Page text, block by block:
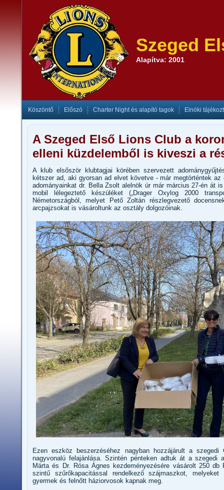
Szeged
Alapítva: 2001
Köszöntő Előszó Charter Night és alapító tagok Elnöki
A Szeged Első Lions Club a
elleni küzdelemből is kiveszi a
A klub elsőször klubtagjai körében szervezett
kétszer ad, aki gyorsan ad elvet követve - már megtörténtek
adományainkat dr. Bella Zsolt alelnök úr már március 27-én át
mobil lélegeztető készüléket („Drager Oxylog 2000
Németországból, melyet Pető Zoltán részlegvezető
arcpajzsokat is vásároltunk az osztály dolgozóinak.
Ezen eszköz beszerzéséhez nagyban hozzájárult a szegedi
nagyvonalú felajánlása. Szintén pénteken adtuk át a szegedi
Márta és Dr. Rósa Ágnes kezdeményezésére vásárolt 250 db
szintű szűrőkapacitással rendelkező szájmaszkot,
gyermek és felnőtt háziorvosok kapnak meg.